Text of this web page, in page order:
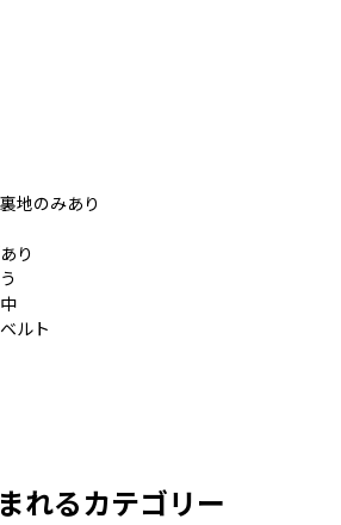
地のみあり
り
ルト
れるカテゴリー